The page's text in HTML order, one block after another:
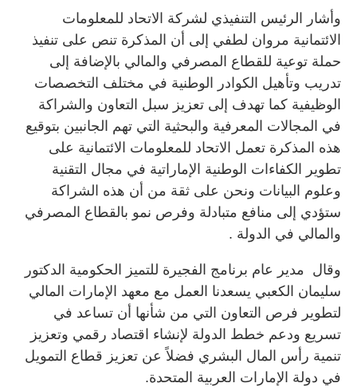
وأشار الرئيس التنفيذي لشركة الاتحاد للمعلومات
الائتمانية مروان لطفي إلى أن المذكرة تنص على تنفيذ
حملة توعية للقطاع المصرفي والمالي بالإضافة إلى
تدريب وتأهيل الكوادر الوطنية في مختلف التخصصات
الوظيفية كما تهدف إلى تعزيز سبل التعاون والشراكة
في المجالات المعرفية والبحثية التي تهم الجانبين بتوقيع
هذه المذكرة تعمل الاتحاد للمعلومات الائتمانية على
تطوير الكفاءات الوطنية الإماراتية في مجال التقنية
وعلوم البيانات ونحن على ثقة من أن هذه الشراكة
ستؤدي إلى منافع متبادلة وفرص نمو بالقطاع المصرفي
والمالي في الدولة .
وقال مدير عام برنامج الفجيرة للتميز الحكومية الدكتور
سليمان الكعبي يسعدنا العمل مع معهد الإمارات المالي
لتطوير فرص التعاون التي من شأنها أن تساعد في
تسريع ودعم خطط الدولة لإنشاء اقتصاد رقمي وتعزيز
تنمية رأس المال البشري فضلاً عن تعزيز قطاع التمويل
في دولة الإمارات العربية المتحدة.